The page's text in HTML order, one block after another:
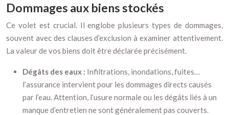
Dommages aux biens stockés
Ce volet est crucial. Il englobe plusieurs types de dommages,
souvent avec des clauses d’exclusion à examiner attentivement.
La valeur de vos biens doit être déclarée précisément.
Dégâts des eaux : Infiltrations, inondations, fuites…
l’assurance intervient pour les dommages directs causés
par l’eau. Attention, l’usure normale ou les dégâts liés à un
manque d’entretien ne sont généralement pas couverts.